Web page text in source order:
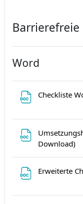
Word
Checkliste
Download)
Erweiterte